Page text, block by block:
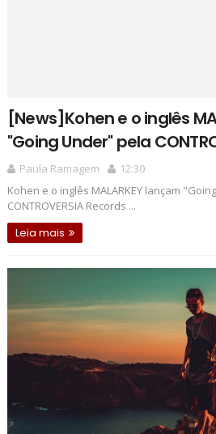
[News]Kohen e o inglês
"Going Under" pela
Paula Ramagem
12:30
Kohen e o inglês MALARKEY lançam
CONTROVERSIA Records ...
Leia mais